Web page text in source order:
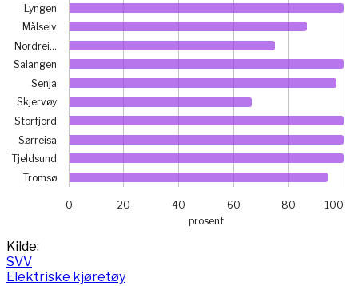
prosent
Lyngen
Målselv
Nordrei…
Salangen
Senja
Skjervøy
Storfjord
Sørreisa
Tjeldsund
Tromsø
0 20 40 60 80 100
End of interactive chart.
Kilde:
SVV
Elektriske kjøretøy